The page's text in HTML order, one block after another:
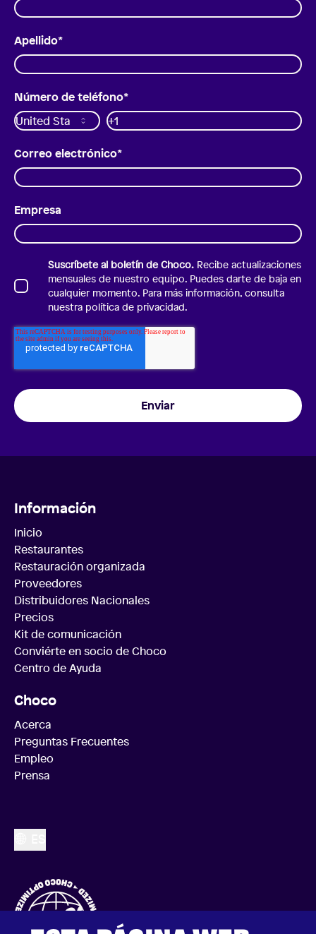
Apellido*
Número de teléfono*
Correo electrónico*
Empresa
Suscríbete al boletín de Choco. Recibe actualizaciones
mensuales de nuestro equipo. Puedes darte de baja en
cualquier momento. Para más información, consulta
nuestra política de privacidad.
Información
Inicio
Restaurantes
Restauración organizada
Proveedores
Distribuidores Nacionales
Precios
Kit de comunicación
Conviérte en socio de Choco
Centro de Ayuda
Choco
Acerca
Preguntas Frecuentes
Empleo
Prensa